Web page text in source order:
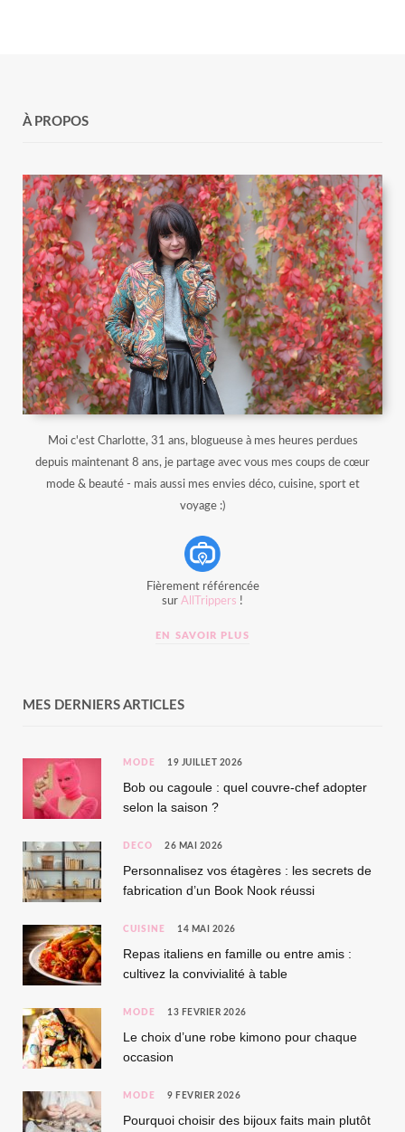
À PROPOS
Moi c'est Charlotte, 31 ans, blogueuse à mes heures perdues
depuis maintenant 8 ans, je partage avec vous mes coups de cœur
mode & beauté - mais aussi mes envies déco, cuisine, sport et
voyage :)
Fièrement référencée
sur AllTrippers !
EN SAVOIR PLUS
MES DERNIERS ARTICLES
MODE 19 JUILLET 2026
Bob ou cagoule : quel couvre-chef adopter
selon la saison ?
DÉCO 26 MAI 2026
Personnalisez vos étagères : les secrets de
fabrication d’un Book Nook réussi
CUISINE 14 MAI 2026
Repas italiens en famille ou entre amis :
cultivez la convivialité à table
MODE 13 FÉVRIER 2026
Le choix d’une robe kimono pour chaque
occasion
MODE 9 FÉVRIER 2026
Pourquoi choisir des bijoux faits main plutôt